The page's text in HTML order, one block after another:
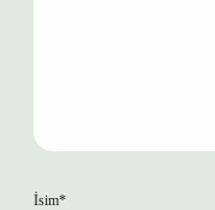
İsim*